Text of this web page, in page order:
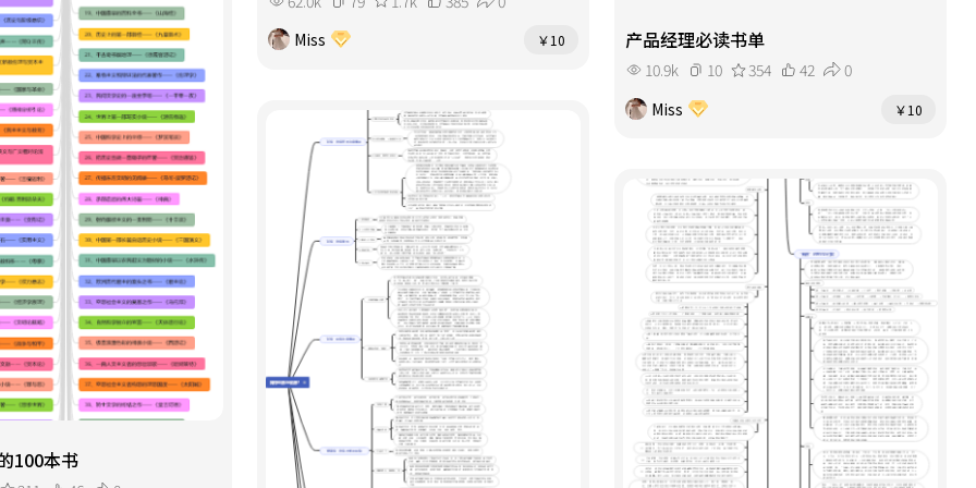
Miss
￥10 产品经理必读书单
10.9k 10 354 42
0
Miss
￥10
100本书